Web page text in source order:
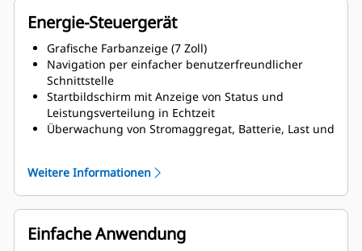
Energie-Steuergerät
Grafische Farbanzeige (7 Zoll)
Navigation per einfacher benutzerfreundlicher
Schnittstelle
Startbildschirm mit Anzeige von Status und
Leistungsverteilung in Echtzeit
Überwachung von Stromaggregat, Batterie, Last und
Weitere Informationen
Einfache Anwendung